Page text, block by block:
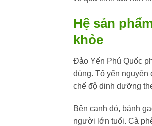
Hệ sản
khỏe
Đảo Yến Phú Quốc
dùng. Tổ yến nguyên
chế độ dinh dưỡng
Bên cạnh đó, bánh
người lớn tuổi. Cà